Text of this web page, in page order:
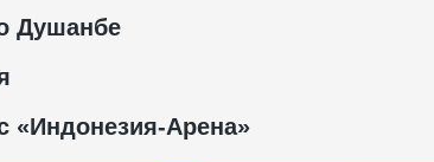
Душанбе
«Индонезия-Арена»